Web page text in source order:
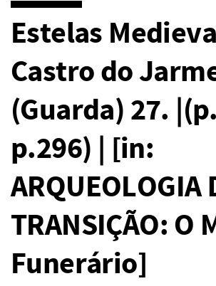
Estelas
Castro do
(Guarda) 27.
p.296) | [in:
ARQUEOLOGIA
TRANSIÇÃO: O
Funerário]